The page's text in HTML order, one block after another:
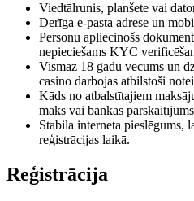
Viedtālrunis, planšete vai
Derīga e-pasta adrese un
Personu apliecinošs
nepieciešams KYC
Vismaz 18 gadu vecums un
casino darbojas atbilstoši
Kāds no atbalstītajiem
maks vai bankas
Stabila interneta pieslēgums,
reģistrācijas laikā.
Reģistrācija